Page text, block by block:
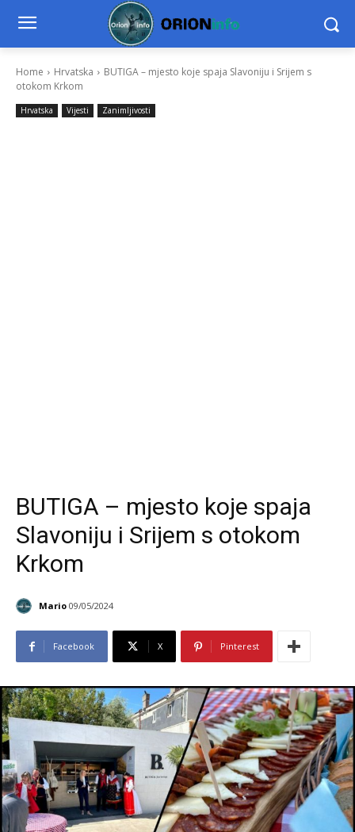
Home Hrvatska
BUTIGA – mjesto koje spaja Slavoniju i Srijem s
otokom Krkom
Hrvatska Vijesti Zanimljivosti
BUTIGA – mjesto koje spaja
Slavoniju i Srijem s otokom
Krkom
Mario 09/05/2024
Facebook X Pinterest